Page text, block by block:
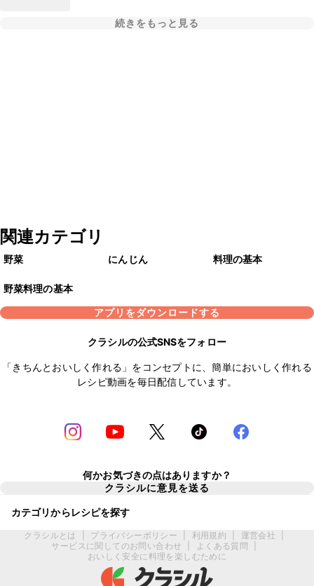
続きをもっと見る
関連カテゴリ
野菜 にんじん 料理の基本
野菜料理の基本
アプリをダウンロードする
クラシルの公式SNSをフォロー
「きちんとおいしく作れる」をコンセプトに、簡単においしく作れる
レシピ動画を毎日配信しています。
何かお気づきの点はありますか？
クラシルに意見を送る
カテゴリからレシピを探す
クラシルとは プライバシーポリシー 利用規約 運営会社
サービスに関してのお問い合わせ
よくある質問
おいしく安全に料理を楽しむために